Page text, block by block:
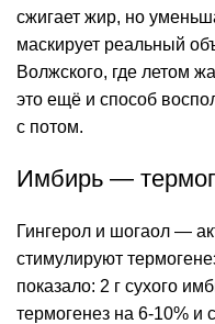
сжигает жир, но
маскирует реальный
Волжского, где летом
это ещё и способ
с потом.
Имбирь —
Гингерол и шогаол —
стимулируют
показало: 2 г сухого
термогенез на 6-10% и